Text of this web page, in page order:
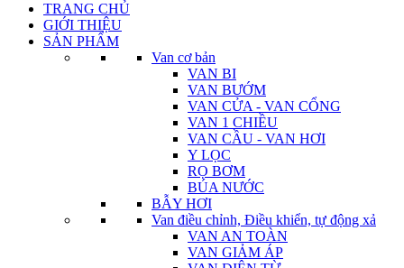
TRANG CHỦ
GIỚI THIỆU
SẢN PHẨM
Van cơ bản
VAN BI
VAN BƯỚM
VAN CỬA - VAN CỔNG
VAN 1 CHIỀU
VAN CẦU - VAN HƠI
Y LỌC
RỌ BƠM
BÚA NƯỚC
BẪY HƠI
Van điều chỉnh, Điều khiển, tự động xả
VAN AN TOÀN
VAN GIẢM ÁP